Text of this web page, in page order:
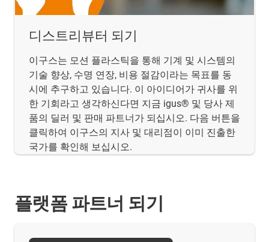
디스트리뷰터 되기
이구스는 모션 플라스틱을 통해 기계 및 시스템의
기술 향상, 수명 연장, 비용 절감이라는 목표를 동
시에 추구하고 있습니다. 이 아이디어가 귀사를 위
한 기회라고 생각하신다면 지금 igus® 및 당사 제
품의 딜러 및 판매 파트너가 되십시오. 다음 버튼을
클릭하여 이구스의 지사 및 대리점이 이미 진출한
국가를 확인해 보십시오.
플랫폼 파트너 되기